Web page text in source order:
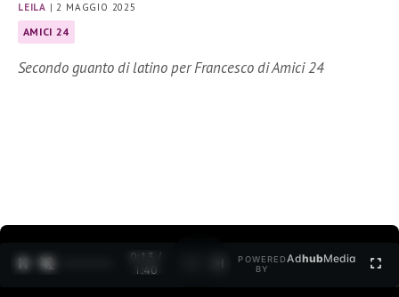
LEILA |2 MAGGIO 2025
AMICI 24
Secondo guanto di latino per Francesco di Amici 24
0:15 /
1:40
POWERED
BY
AdhubMedia